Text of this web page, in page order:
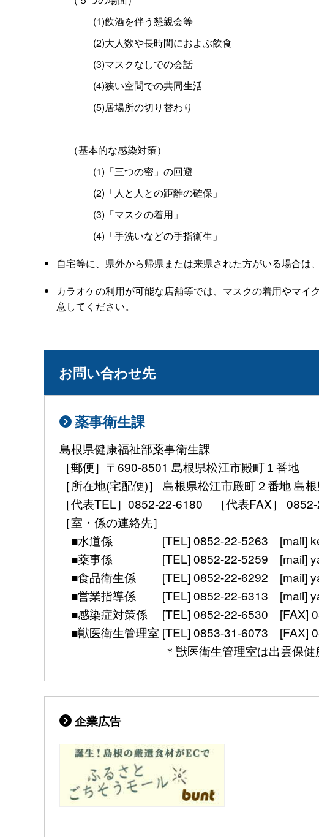
(1)飲酒を伴う懇親会等
(2)大人数や長時間におよぶ飲食
(3)マスクなしでの会話
(4)狭い空間での共同生活
(5)居場所の切り替わり
（基本的な感染対策）
(1)「三つの密」の回避
(2)「人と人との距離の確保」
(3)「マスクの着用」
(4)「手洗いなどの手指衛生」
自宅等に、県外から帰県または来県された方がいる場合は
カラオケの利用が可能な店舗等では、マスクの着用やマ
意してください。
お問い合わせ先
薬事衛生課
島根県健康福祉部薬事衛生課
［郵便］〒690-8501 島根県松江市殿町１番地
［所在地(宅配便)］ 島根県松江市殿町２番地 島
［代表TEL］0852-22-6180 ［代表FAX］
［室・係の連絡先］
■水道係 [TEL] 0852-22-5263 [mail] ken-
■薬事係 [TEL] 0852-22-5259 [mail]
■食品衛生係 [TEL] 0852-22-6292 [mail]
■営業指導係 [TEL] 0852-22-6313 [mail]
■感染症対策係 [TEL] 0852-22-6530 [FAX]
■獣医衛生管理室 [TEL] 0853-31-6073 [FAX]
＊獣医衛生管理室は出雲保健所別館（
企業広告